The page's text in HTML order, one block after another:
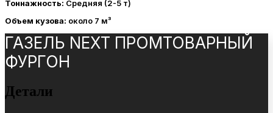
Тоннажность: Средняя (2-5 т)
Объем кузова: около 7 м³
ГАЗЕЛЬ NEXT ПРОМТОВАРНЫЙ
ФУРГОН
Детали